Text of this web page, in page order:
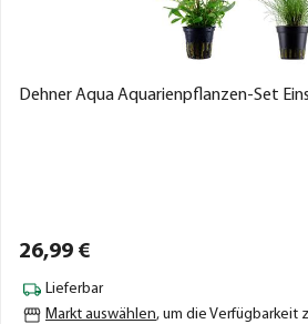
Dehner Aqua Aquarienpflanzen-Set
26,99 €
Lieferbar
Markt auswählen, um die Verfügbarkeit